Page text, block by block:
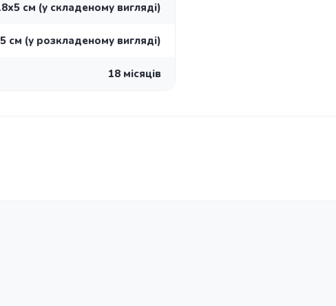
см (у складеному вигляді)
см (у розкладеному вигляді)
18 місяців